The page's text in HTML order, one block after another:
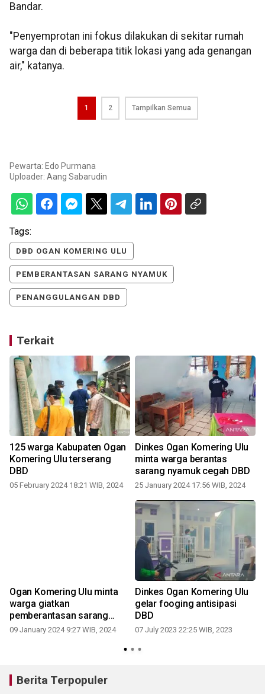
Bandar.
"Penyemprotan ini fokus dilakukan di sekitar rumah
warga dan di beberapa titik lokasi yang ada genangan
air," katanya.
1 2 Tampilkan Semua
Pewarta: Edo Purmana
Uploader: Aang Sabarudin
Tags:
DBD OGAN KOMERING ULU
PEMBERANTASAN SARANG NYAMUK
PENANGGULANGAN DBD
Terkait
125 warga Kabupaten Ogan
Komering Ulu terserang
DBD
05 February 2024 18:21 WIB, 2024
Dinkes Ogan Komering Ulu
minta warga berantas
sarang nyamuk cegah DBD
25 January 2024 17:56 WIB, 2024
Ogan Komering Ulu minta
warga giatkan
pemberantasan sarang
nyamuk
09 January 2024 9:27 WIB, 2024
Dinkes Ogan Komering Ulu
gelar fooging antisipasi
DBD
07 July 2023 22:25 WIB, 2023
Berita Terpopuler